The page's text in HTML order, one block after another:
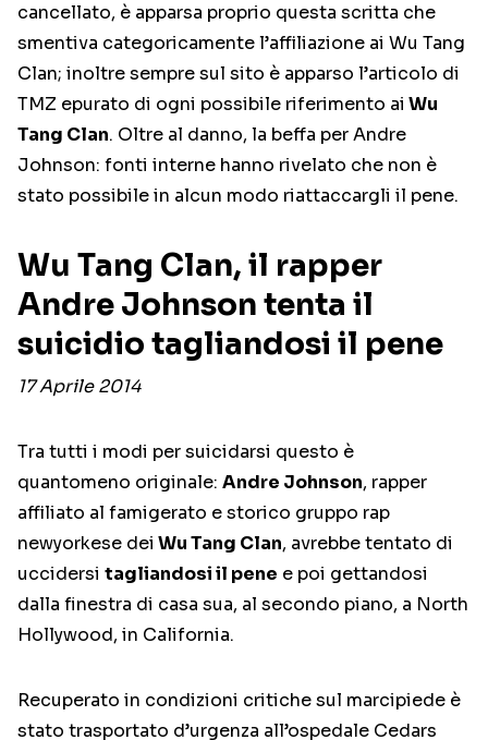
cancellato, è apparsa proprio questa scritta che
smentiva categoricamente l’affiliazione ai Wu Tang
Clan; inoltre sempre sul sito è apparso l’articolo di
TMZ epurato di ogni possibile riferimento ai Wu
Tang Clan. Oltre al danno, la beffa per Andre
Johnson: fonti interne hanno rivelato che non è
stato possibile in alcun modo riattaccargli il pene.
Wu Tang Clan, il rapper
Andre Johnson tenta il
suicidio tagliandosi il pene
17 Aprile 2014
Tra tutti i modi per suicidarsi questo è
quantomeno originale: Andre Johnson, rapper
affiliato al famigerato e storico gruppo rap
newyorkese dei Wu Tang Clan, avrebbe tentato di
uccidersi tagliandosi il pene e poi gettandosi
dalla finestra di casa sua, al secondo piano, a North
Hollywood, in California.
Recuperato in condizioni critiche sul marcipiede è
stato trasportato d’urgenza all’ospedale Cedars